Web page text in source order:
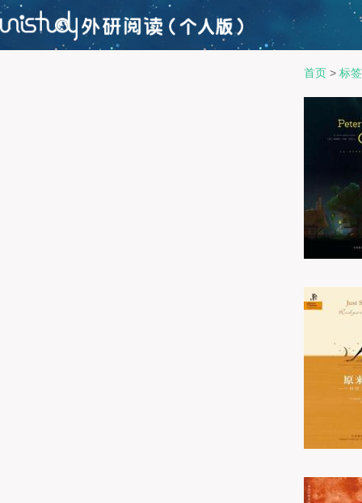
首页 > 标签